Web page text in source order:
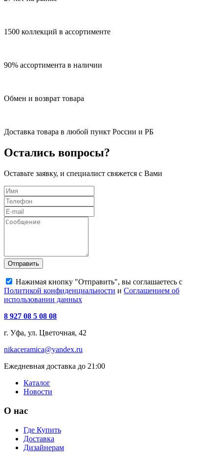
1500 коллекций в ассортименте
90% ассортимента в наличии
Обмен и возврат товара
Доставка товара в любой пункт России и РБ
Остались вопросы?
Оставьте заявку, и специалист свяжется с Вами
Отправить
Нажимая кнопку "Отправить", вы соглашаетесь с
Политикой конфиденциальности и Соглашением об
использовании данных
8 927 08 5 08 08
г. Уфа, ул. Цветочная, 42
nikaceramica@yandex.ru
Ежедневная доставка до 21:00
Каталог
Новости
О нас
Где Купить
Доставка
Дизайнерам